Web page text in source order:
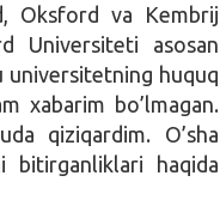
Oksford va Kembrij
Universiteti asosan
universitetning huquq
xabarim bo’lmagan.
qiziqardim. O’sha
bitirganliklari haqida